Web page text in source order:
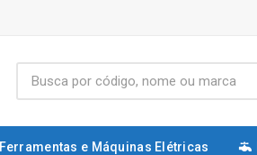
Ferramentas e Máquinas Elétricas